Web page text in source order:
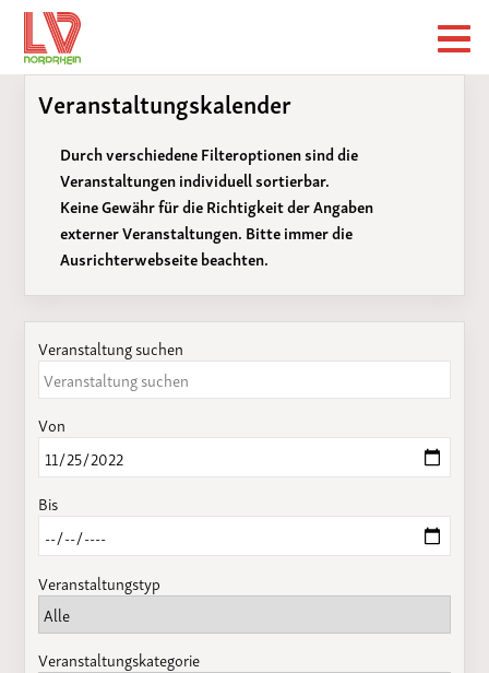
Veranstaltungskalender
Durch verschiedene Filteroptionen sind die
Veranstaltungen individuell sortierbar.
Keine Gewähr für die Richtigkeit der Angaben
externer Veranstaltungen. Bitte immer die
Ausrichterwebseite beachten.
Veranstaltung suchen
Von
Bis
Veranstaltungstyp
Veranstaltungskategorie